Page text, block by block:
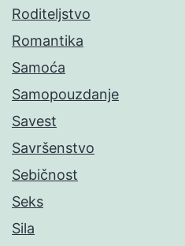
Roditeljstvo
Romantika
Samoća
Samopouzdanje
Savest
Savršenstvo
Sebičnost
Seks
Sila